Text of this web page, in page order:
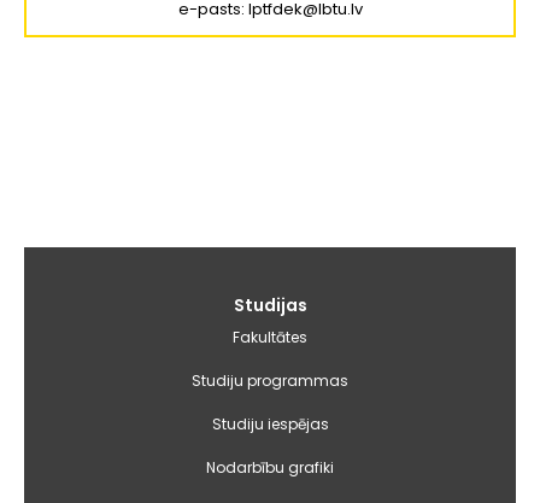
e-pasts: lptfdek@lbtu.lv
Studijas
Fakultātes
Studiju programmas
Studiju iespējas
Nodarbību grafiki